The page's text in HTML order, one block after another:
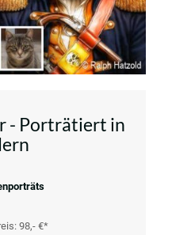
- Porträtiert in
98,- €*